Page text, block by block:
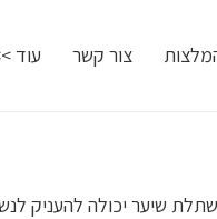
צור קשר עוד
שיער יכולה להעניק